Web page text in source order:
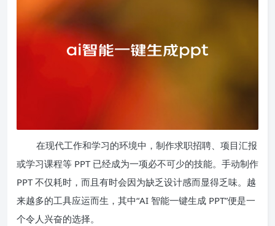
在现代工作和学习的环境中，制作求职招聘、项目汇报
或学习课程等 PPT 已经成为一项必不可少的技能。手动制作
PPT 不仅耗时，而且有时会因为缺乏设计感而显得乏味。越
来越多的工具应运而生，其中“AI 智能一键生成 PPT”便是一
个令人兴奋的选择。